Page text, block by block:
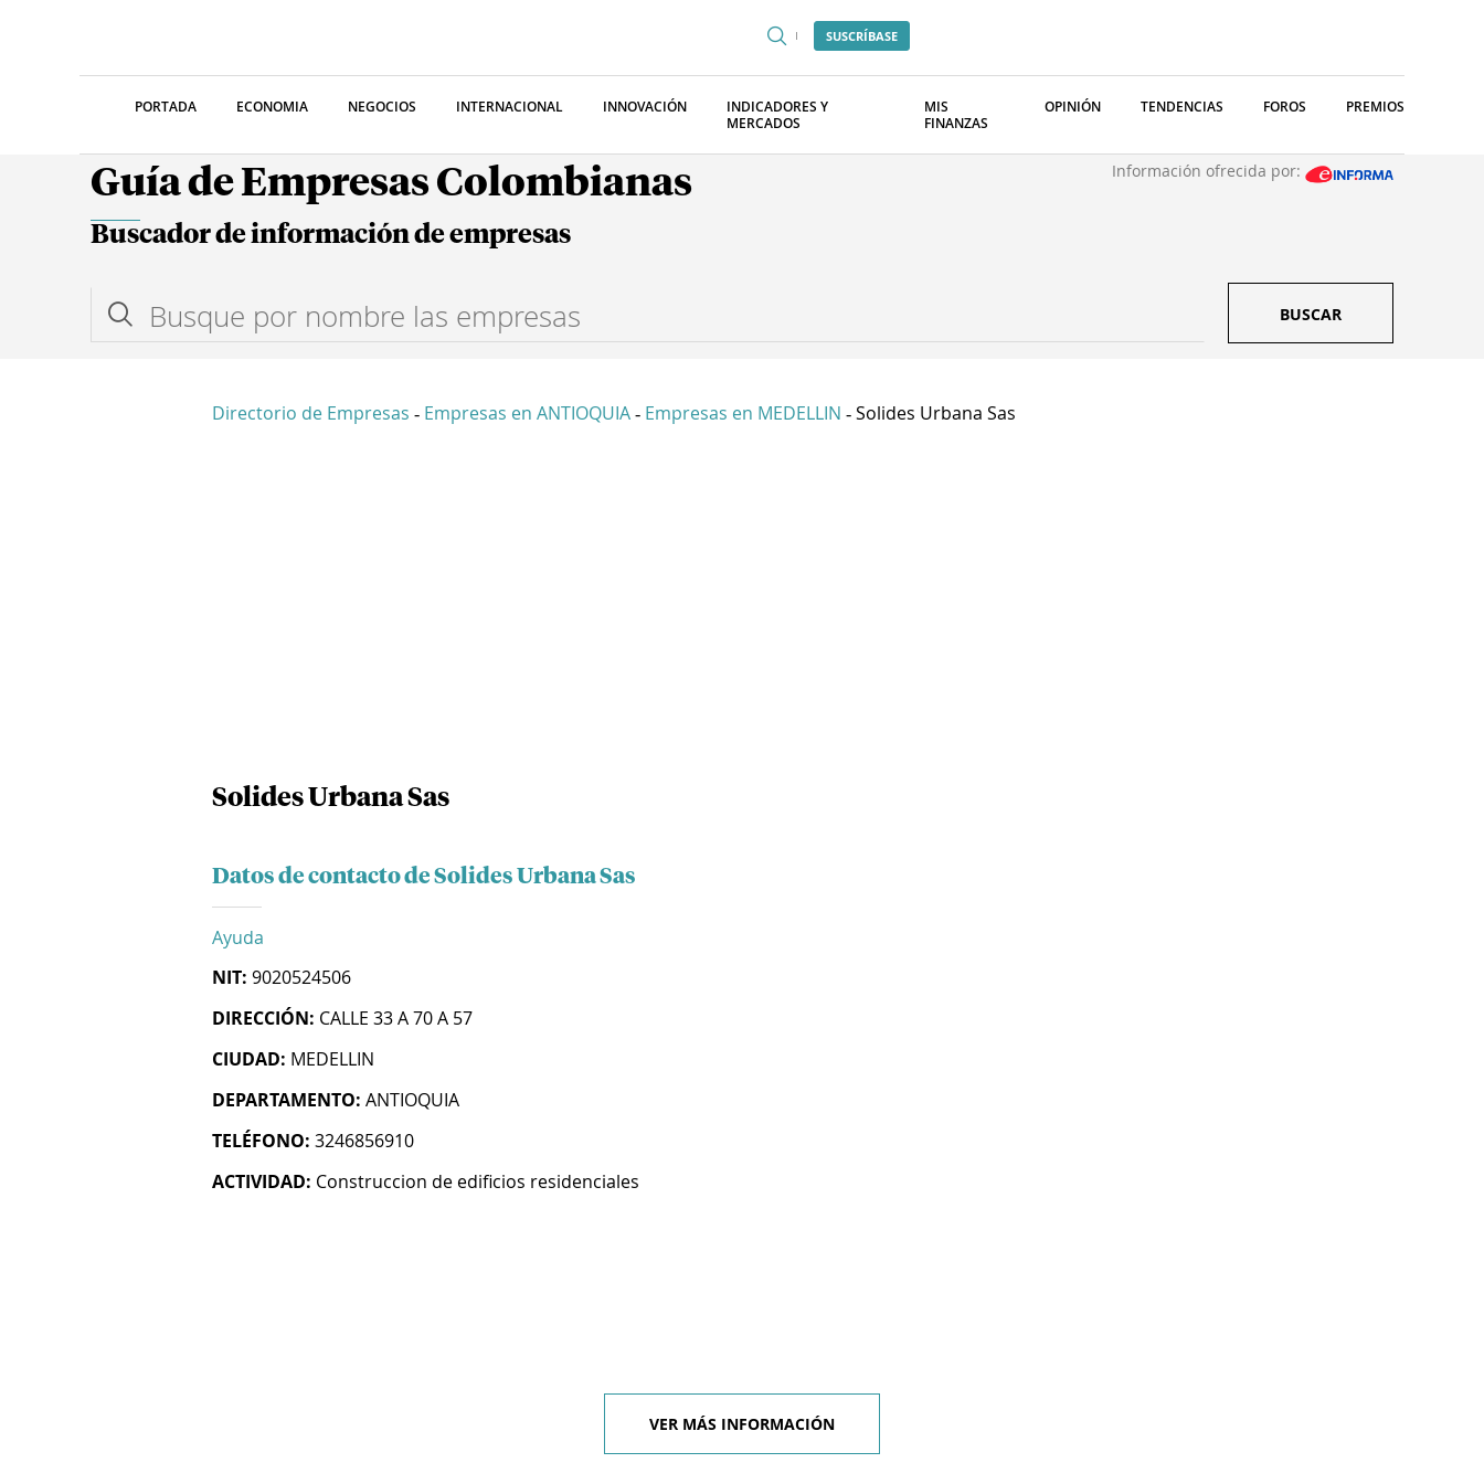
SUSCRÍBASE
PORTADA ECONOMIA NEGOCIOS INTERNACIONAL INNOVACIÓN
INDICADORES Y
MERCADOS
MIS
FINANZAS
OPINIÓN TENDENCIAS FOROS PREMIOS
Guía de Empresas Colombianas Información ofrecida por:
Buscador de información de empresas
BUSCAR
Directorio de Empresas - Empresas en ANTIOQUIA - Empresas en MEDELLIN - Solides Urbana Sas
Solides Urbana Sas
Datos de contacto de Solides Urbana Sas
Ayuda
NIT: 9020524506
DIRECCIÓN: CALLE 33 A 70 A 57
CIUDAD: MEDELLIN
DEPARTAMENTO: ANTIOQUIA
TELÉFONO: 3246856910
ACTIVIDAD: Construccion de edificios residenciales
VER MÁS INFORMACIÓN